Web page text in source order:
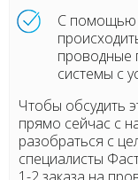
С помощью
проводные
системы с
Чтобы обсудить
прямо сейчас с
разобраться с
специалисты